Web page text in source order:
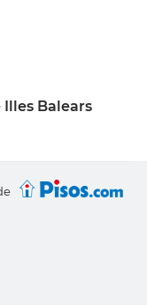
Illes Balears